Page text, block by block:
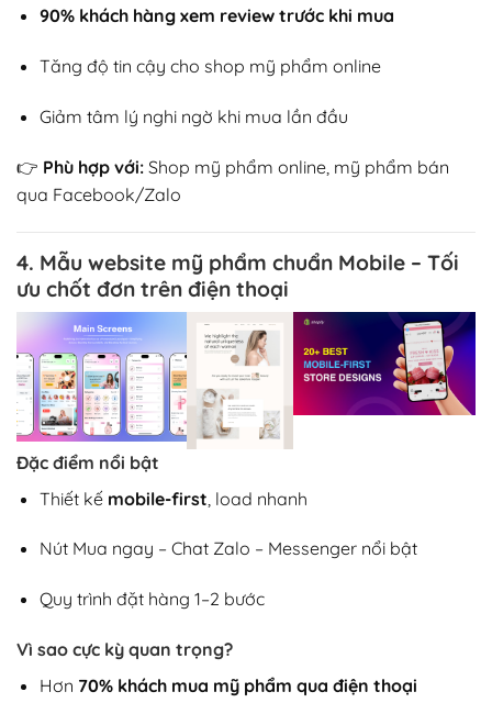
90% khách hàng xem review trước khi mua
Tăng độ tin cậy cho shop mỹ phẩm online
Giảm tâm lý nghi ngờ khi mua lần đầu
👉 Phù hợp với: Shop mỹ phẩm online, mỹ phẩm bán
qua Facebook/Zalo
4. Mẫu website mỹ phẩm chuẩn Mobile – Tối
ưu chốt đơn trên điện thoại
Đặc điểm nổi bật
Thiết kế mobile-first , load nhanh
Nút Mua ngay – Chat Zalo – Messenger nổi bật
Quy trình đặt hàng 1–2 bước
Vì sao cực kỳ quan trọng?
Hơn 70% khách mua mỹ phẩm qua điện thoại